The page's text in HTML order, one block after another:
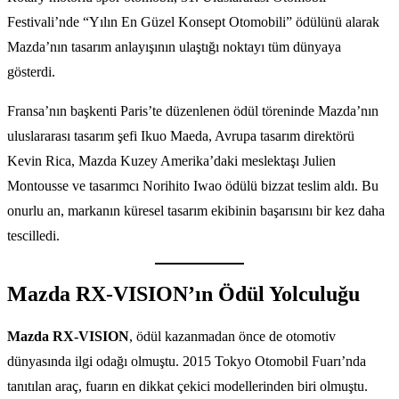
Festivali’nde “Yılın En Güzel Konsept Otomobili” ödülünü alarak
Mazda’nın tasarım anlayışının ulaştığı noktayı tüm dünyaya
gösterdi.
Fransa’nın başkenti Paris’te düzenlenen ödül töreninde Mazda’nın
uluslararası tasarım şefi Ikuo Maeda, Avrupa tasarım direktörü
Kevin Rica, Mazda Kuzey Amerika’daki meslektaşı Julien
Montousse ve tasarımcı Norihito Iwao ödülü bizzat teslim aldı. Bu
onurlu an, markanın küresel tasarım ekibinin başarısını bir kez daha
tescilledi.
Mazda RX-VISION’ın Ödül Yolculuğu
Mazda RX-VISION, ödül kazanmadan önce de otomotiv
dünyasında ilgi odağı olmuştu. 2015 Tokyo Otomobil Fuarı’nda
tanıtılan araç, fuarın en dikkat çekici modellerinden biri olmuştu.